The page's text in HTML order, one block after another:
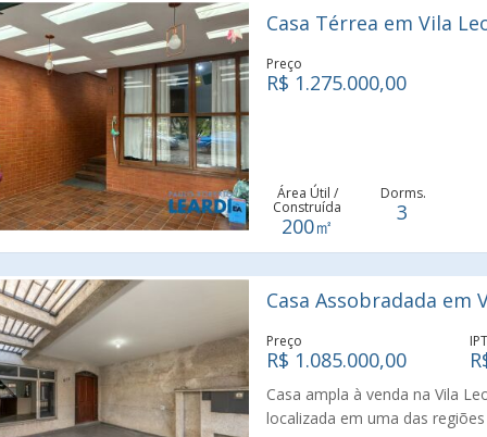
Casa Térrea em Vila
Preço
R$ 1.275.000,00
Área Útil /
Construída
200㎡
Dorms.
3
Casa Assobradada em
Preço
R$ 1.085.000,00
Casa ampla à venda na Vila
localizada em uma das